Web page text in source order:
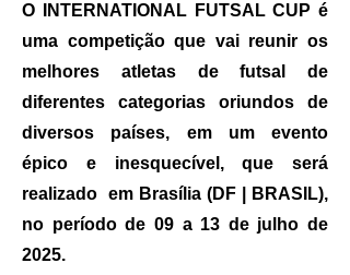
O INTERNATIONAL FUTSAL CUP é
uma competição que vai reunir os
melhores atletas de futsal de
diferentes categorias oriundos de
diversos países, em um evento
épico e inesquecível, que será
realizado em Brasília (DF | BRASIL),
no período de 09 a 13 de julho de
2025.